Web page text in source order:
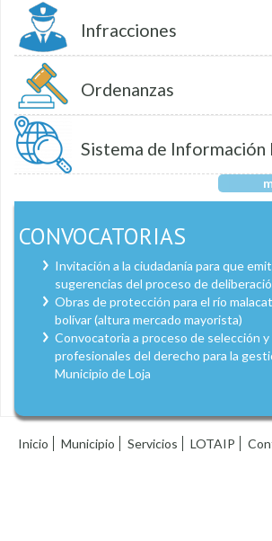
Infracciones
Ordenanzas
Sistema de Información
CONVOCATORIAS
Invitación a la ciudadanía para que
sugerencias del proceso de
Obras de protección para el río
bolívar (altura mercado mayorista)
Convocatoria a proceso de selección
profesionales del derecho para la
Municipio de Loja
Inicio Municipio Servicios LOTAIP